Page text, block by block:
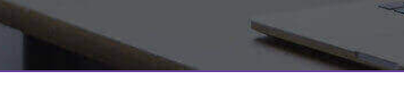
Soziale Medien
Ihr bester Video Converter
Der umfassende, verlustfreie und sichere Video Converter
mit hoher Geschwindigkeit.